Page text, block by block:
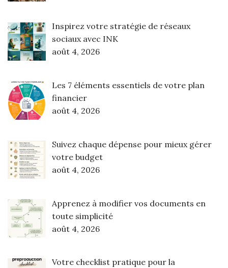
Inspirez votre stratégie de réseaux
sociaux avec INK
août 4, 2026
Les 7 éléments essentiels de votre plan
financier
août 4, 2026
Suivez chaque dépense pour mieux gérer
votre budget
août 4, 2026
Apprenez à modifier vos documents en
toute simplicité
août 4, 2026
Votre checklist pratique pour la